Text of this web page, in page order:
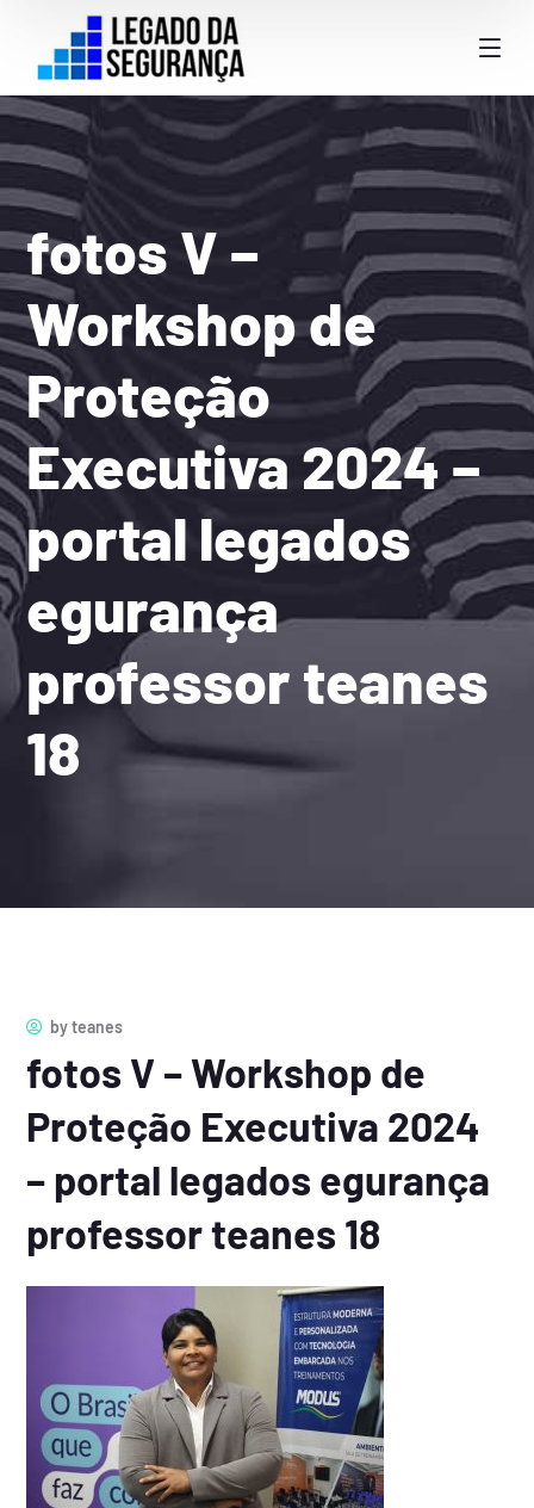
fotos V –
Workshop de
Proteção
Executiva 2024 –
portal legados
egurança
professor teanes
18
byteanes
fotos V – Workshop de
Proteção Executiva 2024
– portal legados egurança
professor teanes 18